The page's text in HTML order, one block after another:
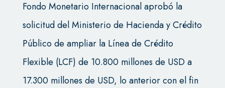
Fondo Monetario Internacional aprobó la
solicitud del Ministerio de Hacienda y Crédito
Público de ampliar la Línea de Crédito
Flexible (LCF) de 10.800 millones de USD a
17.300 millones de USD, lo anterior con el fin